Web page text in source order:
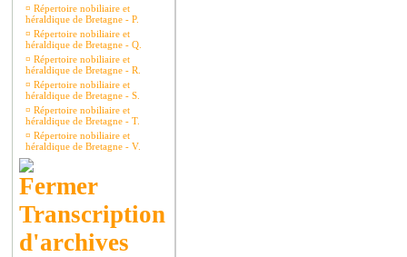
¤ Répertoire nobiliaire et
héraldique de Bretagne - P.
¤ Répertoire nobiliaire et
héraldique de Bretagne - Q.
¤ Répertoire nobiliaire et
héraldique de Bretagne - R.
¤ Répertoire nobiliaire et
héraldique de Bretagne - S.
¤ Répertoire nobiliaire et
héraldique de Bretagne - T.
¤ Répertoire nobiliaire et
héraldique de Bretagne - V.
Transcription
d'archives